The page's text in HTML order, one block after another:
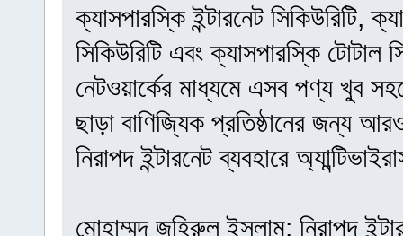
ক্যাসপারস্কি ইন্টারনেট সিকিউরিটি,
সিকিউরিটি এবং ক্যাসপারস্কি টোটাল
নেটওয়ার্কের মাধ্যমে এসব পণ্য খুব
ছাড়া বাণিজ্যিক প্রতিষ্ঠানের জন্য
নিরাপদ ইন্টারনেট ব্যবহারে
মোহাম্মদ জহিরুল ইসলাম: নিরাপদ